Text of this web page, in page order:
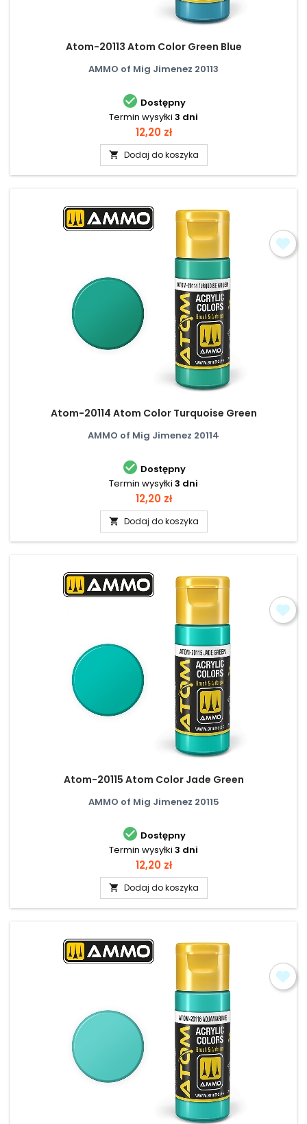
Atom-20113 Atom Color Green Blue
AMMO of Mig Jimenez 20113
 Dostępny
Termin wysyłki 3 dni
Cena
12,20 zł
 Dodaj do koszyka
Atom-20114 Atom Color Turquoise Green
AMMO of Mig Jimenez 20114
 Dostępny
Termin wysyłki 3 dni
Cena
12,20 zł
 Dodaj do koszyka
Atom-20115 Atom Color Jade Green
AMMO of Mig Jimenez 20115
 Dostępny
Termin wysyłki 3 dni
Cena
12,20 zł
 Dodaj do koszyka